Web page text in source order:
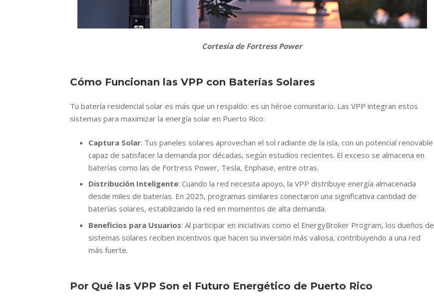
Cortesía de Fortress Power
Cómo Funcionan las VPP con Baterías Solares
Tu batería residencial solar es más que un respaldo: es un héroe comunitario. Las VPP integran estos
sistemas para maximizar la energía solar en Puerto Rico:
Captura Solar: Tus paneles solares aprovechan el sol radiante de la isla, con un potencial renovable
capaz de satisfacer la demanda por décadas, según estudios recientes. El exceso se almacena en
baterías como las de Fortress Power, Tesla, Enphase, entre otras.
Distribución Inteligente: Cuando la red necesita apoyo, la VPP distribuye energía almacenada
desde miles de baterías. En 2025, programas similares conectaron una significativa cantidad de
baterías solares, estabilizando la red en momentos de alta demanda.
Beneficios para Usuarios: Al participar en iniciativas como el EnergyBroker Program, los dueños de
sistemas solares reciben incentivos que hacen su inversión más valiosa, contribuyendo a una red
más fuerte.
Por Qué las VPP Son el Futuro Energético de Puerto Rico